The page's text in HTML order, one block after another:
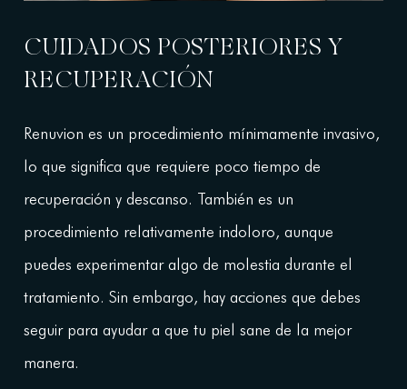
CUIDADOS POSTERIORES Y
RECUPERACIÓN
Renuvion es un procedimiento mínimamente invasivo,
lo que significa que requiere poco tiempo de
recuperación y descanso. También es un
procedimiento relativamente indoloro, aunque
puedes experimentar algo de molestia durante el
tratamiento. Sin embargo, hay acciones que debes
seguir para ayudar a que tu piel sane de la mejor
manera.